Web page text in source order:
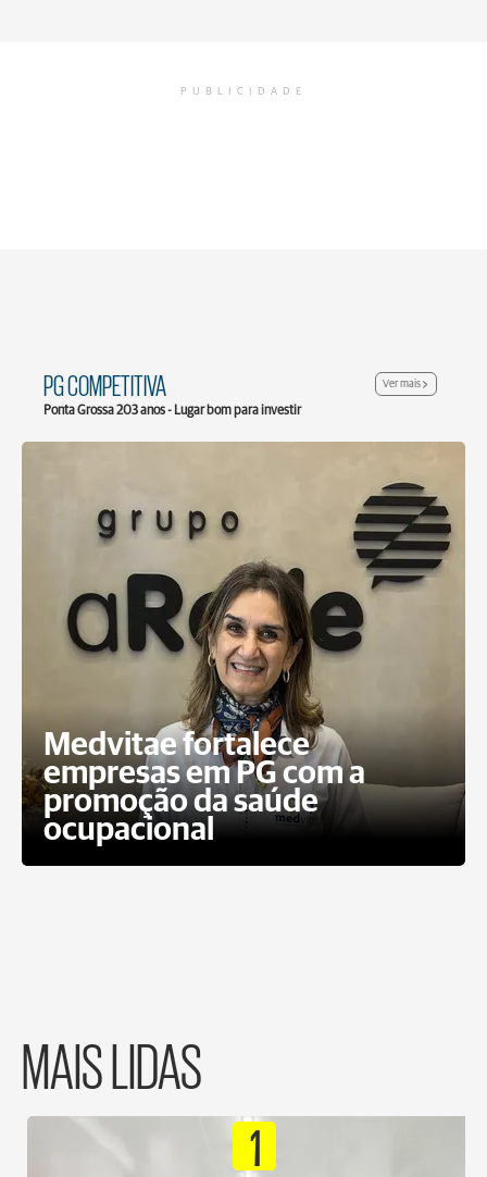
PUBLICIDADE
PG COMPETITIVA
Ponta Grossa 203 anos - Lugar bom para investir
Ver mais
Medvitae fortalece
empresas em PG com a
promoção da saúde
ocupacional
MAIS LIDAS
1